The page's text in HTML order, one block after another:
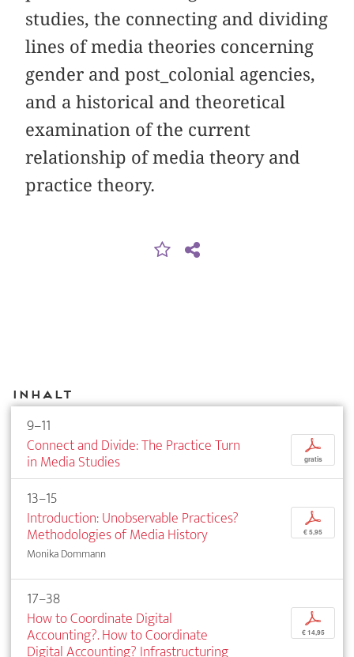
studies, the connecting and dividing
lines of media theories concerning
gender and post_colonial agencies,
and a historical and theoretical
examination of the current
relationship of media theory and
practice theory.
Inhalt
9–11
Connect and Divide: The Practice Turn
in Media Studies
p
gratis
13–15
Introduction: Unobservable Practices?
Methodologies of Media History
Monika Dommann
p
€ 5,95
17–38
How to Coordinate Digital
Accounting?. How to Coordinate
Digital Accounting? Infrastructuring
p
€ 14,95